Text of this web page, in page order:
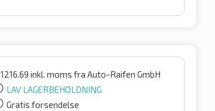
1216.69 inkl. moms fra Auto-Raifen GmbH
LAV LAGERBEHOLDNING
Gratis forsendelse